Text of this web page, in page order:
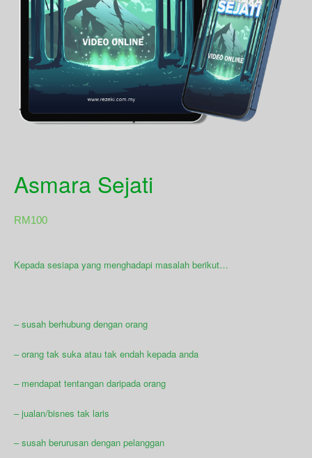
Asmara Sejati
RM100
Kepada sesiapa yang menghadapi masalah berikut…
– susah berhubung dengan orang
– orang tak suka atau tak endah kepada anda
– mendapat tentangan daripada orang
– jualan/bisnes tak laris
– susah berurusan dengan pelanggan